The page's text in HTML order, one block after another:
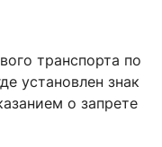
транспорта по
установлен знак
о запрете